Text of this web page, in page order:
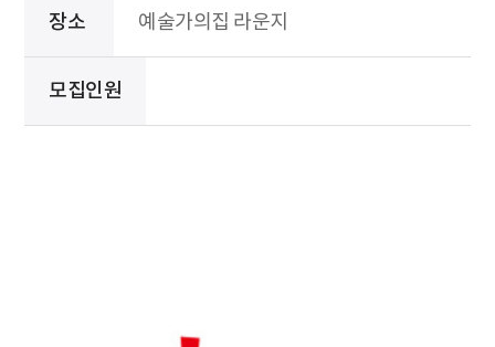
장소 예술가의집 라운지
모집인원